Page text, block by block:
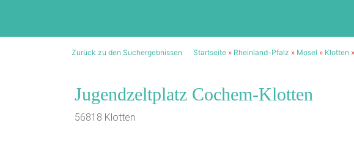
Zurück zu den Suchergebnissen Startseite » Rheinland-Pfalz » Mosel » Klotten »
Jugendzeltplatz Cochem-Klotten
56818 Klotten